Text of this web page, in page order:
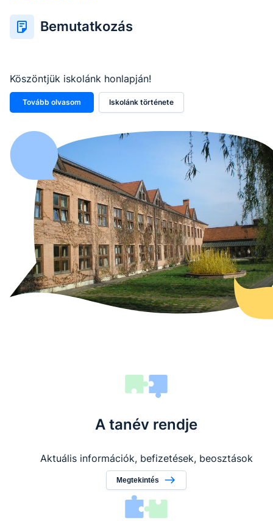
Bemutatkozás
Köszöntjük iskolánk honlapján!
Tovább olvasom Iskolánk története
A tanév rendje
Aktuális információk, befizetések, beosztások
Megtekintés